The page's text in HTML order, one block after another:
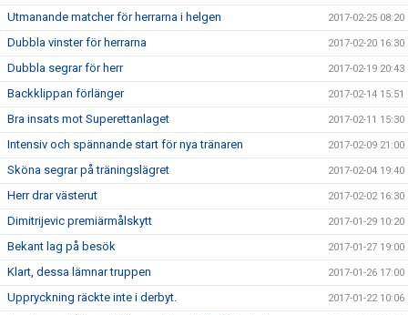
Utmanande matcher för herrarna i helgen 2017-02-25 08:20
Dubbla vinster för herrarna 2017-02-20 16:30
Dubbla segrar för herr 2017-02-19 20:43
Backklippan förlänger 2017-02-14 15:51
Bra insats mot Superettanlaget 2017-02-11 15:30
Intensiv och spännande start för nya tränaren 2017-02-09 21:00
Sköna segrar på träningslägret 2017-02-04 19:40
Herr drar västerut 2017-02-02 16:30
Dimitrijevic premiärmålskytt 2017-01-29 10:20
Bekant lag på besök 2017-01-27 19:00
Klart, dessa lämnar truppen 2017-01-26 17:00
Uppryckning räckte inte i derbyt. 2017-01-22 10:06